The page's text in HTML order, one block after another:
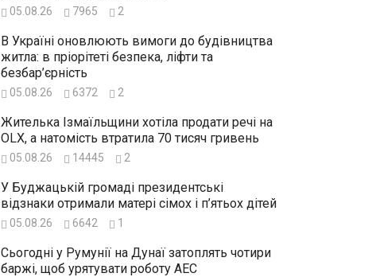
05.08.26 7965 2
В Україні оновлюють вимоги до будівництва
житла: в пріорітеті безпека, ліфти та
безбар’єрність
05.08.26 6372 2
Жителька Ізмаїльщини хотіла продати речі на
OLX, а натомість втратила 70 тисяч гривень
05.08.26 14445 2
У Буджацькій громаді президентські
відзнаки отримали матері сімох і п’ятьох дітей
05.08.26 6642 1
Сьогодні у Румунії на Дунаї затоплять чотири
баржі, щоб урятувати роботу АЕС